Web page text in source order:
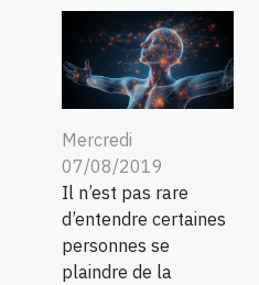
Mercredi
07/08/2019
Il n’est pas rare
d’entendre certaines
personnes se
plaindre de la